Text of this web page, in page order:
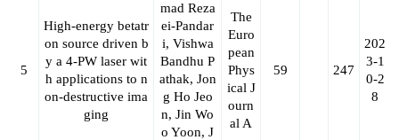
5
High-energy betatr
on source driven b
y a 4-PW laser wit
h applications to n
on-destructive ima
ging
mad Reza
ei-Pandar
i, Vishwa
Bandhu P
athak, Jon
g Ho Jeo
n, Jin Wo
o Yoon, J
The
Euro
pean
Phys
ical J
ourn
al A
59 247
202
3-1
0-2
8